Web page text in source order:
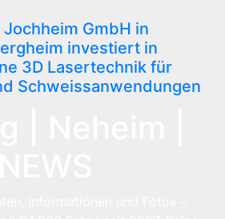
GmbH in
investiert in
3D Lasertechnik für
Schweissanwendungen